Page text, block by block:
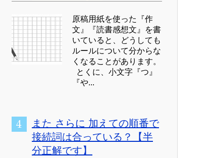
原稿用紙を使った『作
文』『読書感想文』を書
いていると、どうしても
ルールについて分からな
くなることがあります。
とくに、小文字『つ』
『や...
また さらに 加えての順番で
接続詞は合っている？【半
分正解です】